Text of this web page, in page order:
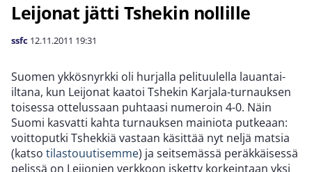
Leijonat jätti Tshekin nollille
ssfc 12.11.2011 19:31
Suomen ykkösnyrkki oli hurjalla pelituulella lauantai-
iltana, kun Leijonat kaatoi Tshekin Karjala-turnauksen
toisessa ottelussaan puhtaasi numeroin 4-0. Näin
Suomi kasvatti kahta turnauksen mainiota putkeaan:
voittoputki Tshekkiä vastaan käsittää nyt neljä matsia
(katso tilastouutisemme) ja seitsemässä peräkkäisessä
pelissä on Leijonien verkkoon isketty korkeintaan yksi